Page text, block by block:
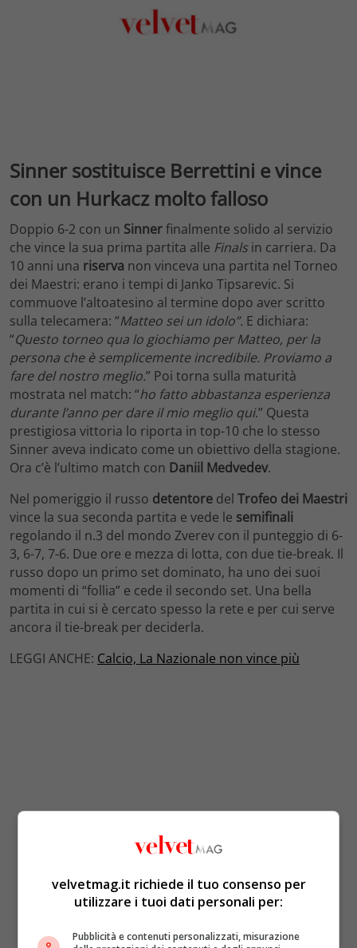
Sinner sostituisce Berrettini e vince
con un Hurkacz molto falloso
Doppio 6-2 con un Sinnerfinalmente solido al servizio
che vince la sua prima partita alle Finals in carriera. Da
10 anni una riserva non vinceva una partita nel Torneo
dei Maestri: erano i tempi di Janko Tipsarevic. Si
commuove l’altoatesino al termine dopo aver scritto
sulla telecamera: “Matteo sei un idolo”. E dichiara:
“Questo torneo qua lo giochiamo per Matteo, per la
persona che è semplicemente incredibile. Proviamo a
fare del nostro meglio.” Poi torna sulla maturità
mostrata nel match: “ho fatto abbastanza esperienza
durante l’anno per dare il mio meglio qui.” Questa
prestigiosa vittoria lo riporta in top-10 che lo stesso
Sinner aveva indicato come un obiettivo della stagione.
Ora c’è l’ultimo match con Daniil Medvedev.
Nel pomeriggio il russo detentore del Trofeo dei Maestri
vince la sua seconda partita e vede le semifinali
regolando il n.3 del mondo Zverev con il punteggio di 6-
3, 6-7, 7-6. Due ore e mezza di lotta, con due tie-break. Il
russo dopo un primo set dominato, ha uno dei suoi
momenti di “follia” e cede il secondo set. Una bella
partita in cui si è cercato spesso la rete e per cui serve
ancora il tie-break per deciderla.
LEGGI ANCHE: Calcio, La Nazionale non vince più
velvetmag.it richiede il tuo consenso per
utilizzare i tuoi dati personali per:
Pubblicità e contenuti personalizzati, misurazione